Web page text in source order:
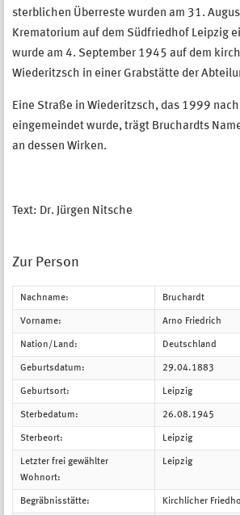
sterblichen Überreste wurden am 31.
Krematorium auf dem Südfriedhof Leipzig
wurde am 4. September 1945 auf dem
Wiederitzsch in einer Grabstätte der
Eine Straße in Wiederitzsch, das 1999
eingemeindet wurde, trägt Bruchardts
an dessen Wirken.
Text: Dr. Jürgen Nitsche
Zur Person
Nachname: Bruchardt
Vorname: Arno Friedrich
Nation/Land: Deutschland
Geburtsdatum: 29.04.1883
Geburtsort: Leipzig
Sterbedatum: 26.08.1945
Sterbeort: Leipzig
Letzter frei gewählter
Wohnort:
Leipzig
Begräbnisstätte: Kirchlicher